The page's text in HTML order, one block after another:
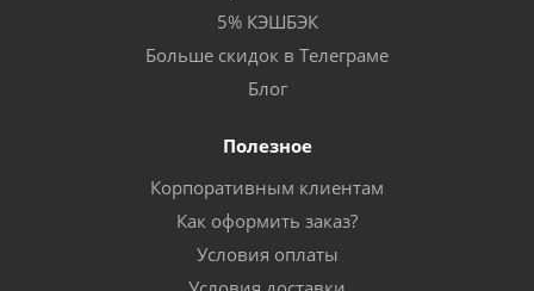
5% КЭШБЭК
Больше скидок в Телеграме
Блог
Полезное
Корпоративным клиентам
Как оформить заказ?
Условия оплаты